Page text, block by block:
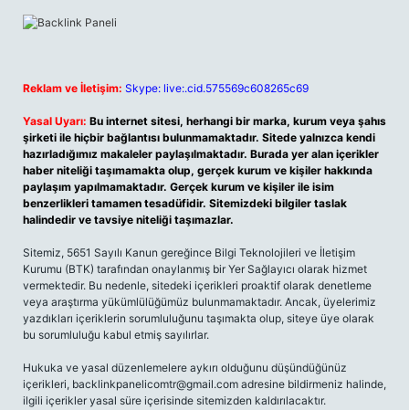
Reklam ve İletişim: Skype: live:.cid.575569c608265c69
Yasal Uyarı: Bu internet sitesi, herhangi bir marka, kurum veya şahıs
şirketi ile hiçbir bağlantısı bulunmamaktadır. Sitede yalnızca kendi
hazırladığımız makaleler paylaşılmaktadır. Burada yer alan içerikler
haber niteliği taşımamakta olup, gerçek kurum ve kişiler hakkında
paylaşım yapılmamaktadır. Gerçek kurum ve kişiler ile isim
benzerlikleri tamamen tesadüfidir. Sitemizdeki bilgiler taslak
halindedir ve tavsiye niteliği taşımazlar.
Sitemiz, 5651 Sayılı Kanun gereğince Bilgi Teknolojileri ve İletişim
Kurumu (BTK) tarafından onaylanmış bir Yer Sağlayıcı olarak hizmet
vermektedir. Bu nedenle, sitedeki içerikleri proaktif olarak denetleme
veya araştırma yükümlülüğümüz bulunmamaktadır. Ancak, üyelerimiz
yazdıkları içeriklerin sorumluluğunu taşımakta olup, siteye üye olarak
bu sorumluluğu kabul etmiş sayılırlar.
Hukuka ve yasal düzenlemelere aykırı olduğunu düşündüğünüz
içerikleri, backlinkpanelicomtr@gmail.com adresine bildirmeniz halinde,
ilgili içerikler yasal süre içerisinde sitemizden kaldırılacaktır.